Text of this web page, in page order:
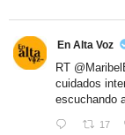
En Alta Voz
RT
cuidados
escuchando
17